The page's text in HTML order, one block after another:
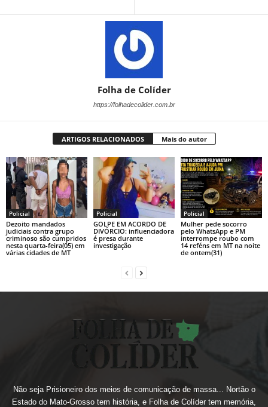
Folha de Colíder
https://folhadecolider.com.br
ARTIGOS RELACIONADOS Mais do autor
Policial
Dezoito mandados
judiciais contra grupo
criminoso são cumpridos
nesta quarta-feira(05) em
várias cidades de MT
Policial
GOLPE EM ACORDO DE
DIVÓRCIO: influenciadora
é presa durante
investigação
Policial
Mulher pede socorro
pelo WhatsApp e PM
interrompe roubo com
14 reféns em MT na noite
de ontem(31)
Não seja Prisioneiro dos meios de comunicação de massa... Nortão o
Estado do Mato-Grosso tem história, e Folha de Colíder tem memória,